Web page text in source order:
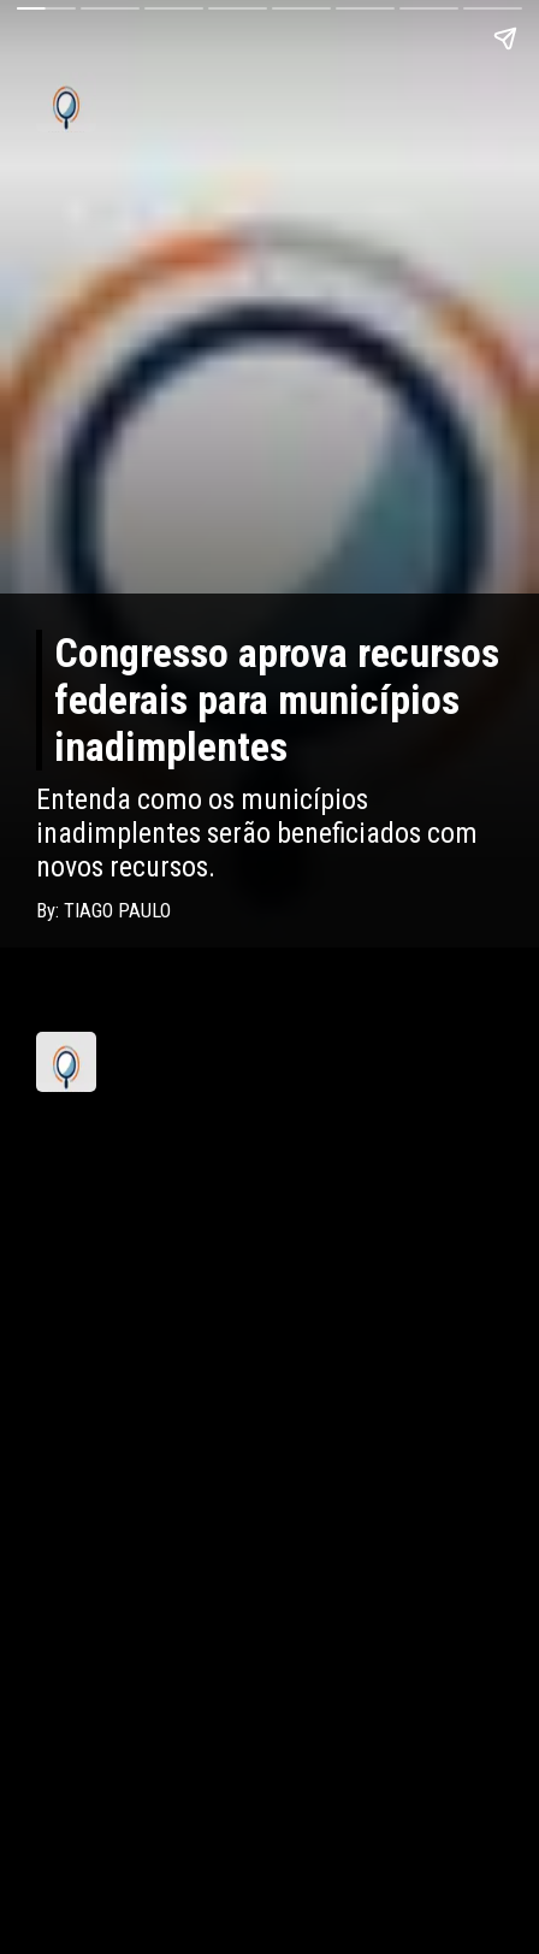
Congresso aprova recursos
federais para municípios
inadimplentes
Entenda como os municípios
inadimplentes serão beneficiados com
novos recursos.
By: TIAGO PAULO